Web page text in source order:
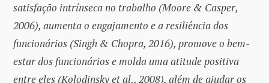
satisfação intrínseca no trabalho (Moore & Casper,
2006), aumenta o engajamento e a resiliência dos
funcionários (Singh & Chopra, 2016), promove o bem-
estar dos funcionários e molda uma atitude positiva
entre eles (Kolodinsky et al., 2008), além de ajudar os